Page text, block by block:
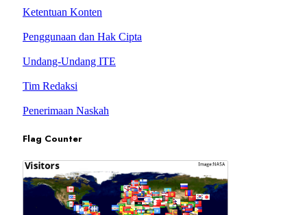
Ketentuan Konten
Penggunaan dan Hak Cipta
Undang-Undang ITE
Tim Redaksi
Penerimaan Naskah
Flag Counter